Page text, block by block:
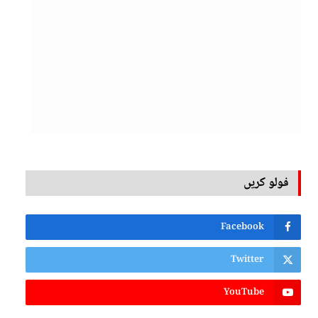
فولو کریں
Facebook
Twitter
YouTube